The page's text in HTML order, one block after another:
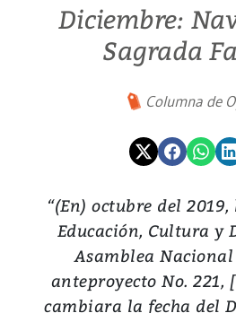
Diciembre:
Sagrada
Columna de
“(En) octubre del
Educación, Cultura y
Asamblea
anteproyecto No. 221,
cambiara la fecha del